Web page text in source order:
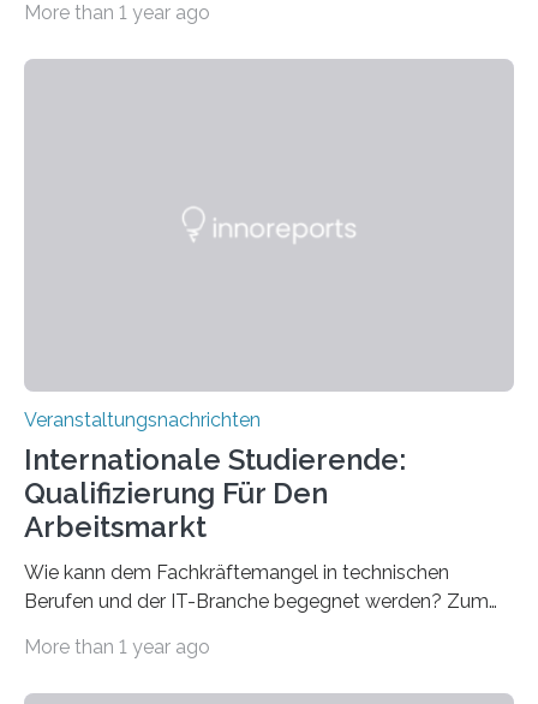
der Goethe-Universität Frankfurt. Das CoBIC ist eine
für neurologische und psychiatrische Erkrankungen
More than 1 year ago
Veranstaltungsnachrichten
Internationale Studierende:
Qualifizierung Für Den
Arbeitsmarkt
Wie kann dem Fachkräftemangel in technischen
Berufen und der IT-Branche begegnet werden? Zum
Universität des Saarlandes und der Hochschule für
More than 1 year ago